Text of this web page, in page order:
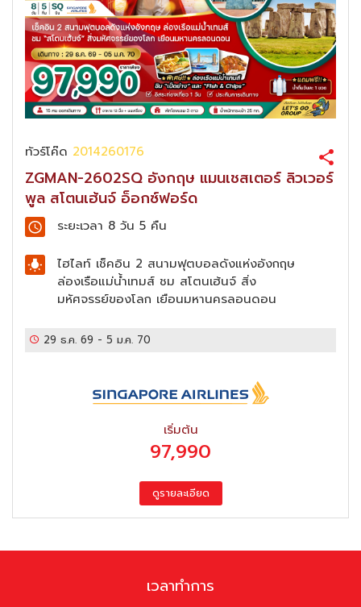
ทัวร์โค๊ด 2014260176
ZGMAN-2602SQ อังกฤษ แมนเชสเตอร์ ลิวเวอร์
พูล สโตนเฮ้นจ์ อ็อกซ์ฟอร์ด
ระยะเวลา 8 วัน 5 คืน
ไฮไลท์ เช็คอิน 2 สนามฟุตบอลดังแห่งอังกฤษ
ล่องเรือแม่น้ำเทมส์ ชม สโตนเฮ้นจ์ สิ่ง
มหัศจรรย์ของโลก เยือนมหานครลอนดอน
29 ธ.ค. 69 - 5 ม.ค. 70
เริ่มต้น
97,990
เวลาทำการ